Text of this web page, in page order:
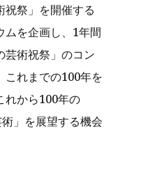
祝祭」を開催する
ムを企画し、1年間
芸術祝祭」のコン
これまでの100年を
れから100年の
」を展望する機会